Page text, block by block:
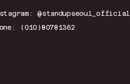
@standupseoul_official
(010)80781362